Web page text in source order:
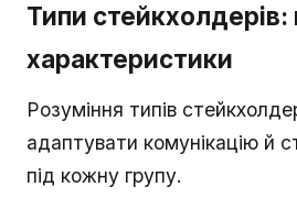
Типи стейкхолдерів:
характеристики
Розуміння типів
адаптувати комунікацію й
під кожну групу.